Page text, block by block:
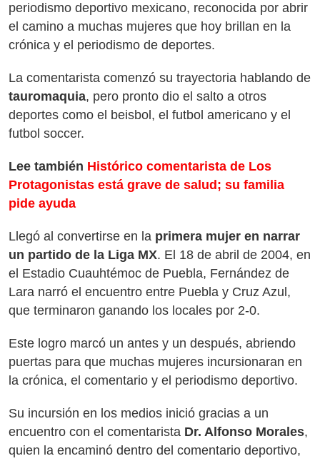
periodismo deportivo mexicano, reconocida por abrir
el camino a muchas mujeres que hoy brillan en la
crónica y el periodismo de deportes.
La comentarista comenzó su trayectoria hablando de
tauromaquia, pero pronto dio el salto a otros
deportes como el beisbol, el futbol americano y el
futbol soccer.
Lee también Histórico comentarista de Los
Protagonistas está grave de salud; su familia
pide ayuda
Llegó al convertirse en la primera mujer en narrar
un partido de la Liga MX. El 18 de abril de 2004, en
el Estadio Cuauhtémoc de Puebla, Fernández de
Lara narró el encuentro entre Puebla y Cruz Azul,
que terminaron ganando los locales por 2-0.
Este logro marcó un antes y un después, abriendo
puertas para que muchas mujeres incursionaran en
la crónica, el comentario y el periodismo deportivo.
Su incursión en los medios inició gracias a un
encuentro con el comentarista Dr. Alfonso Morales,
quien la encaminó dentro del comentario deportivo,